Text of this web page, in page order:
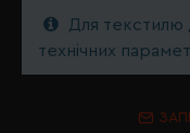
Для текстилю
технічних